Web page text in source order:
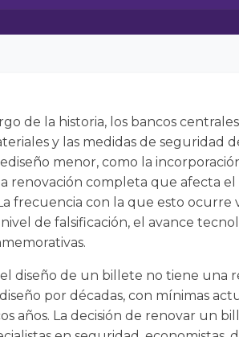
de la historia, los bancos
y las medidas de seguridad
menor, como la
renovación completa que afecta
frecuencia con la que esto ocurre
de falsificación, el avance
diseño de un billete no tiene una
por décadas, con mínimas
años. La decisión de renovar un